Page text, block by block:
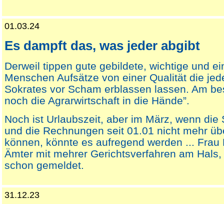
01.03.24
Es dampft das, was jeder abgibt
Derweil tippen gute gebildete, wichtige und
Menschen Aufsätze von einer Qualität die
Sokrates vor Scham erblassen lassen. Am
noch die Agrarwirtschaft in die Hände”.
Noch ist Urlaubszeit, aber im März, wenn die
und die Rechnungen seit 01.01 nicht mehr
können, könnte es aufregend werden ... Frau
Ämter mit mehrer Gerichtsverfahren am
schon gemeldet.
31.12.23